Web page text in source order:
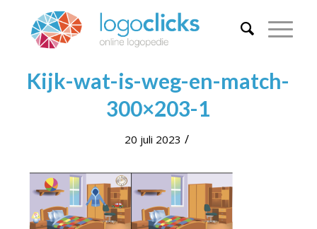
Kijk-wat-is-weg-en-match-
300×203-1
20 juli 2023 /